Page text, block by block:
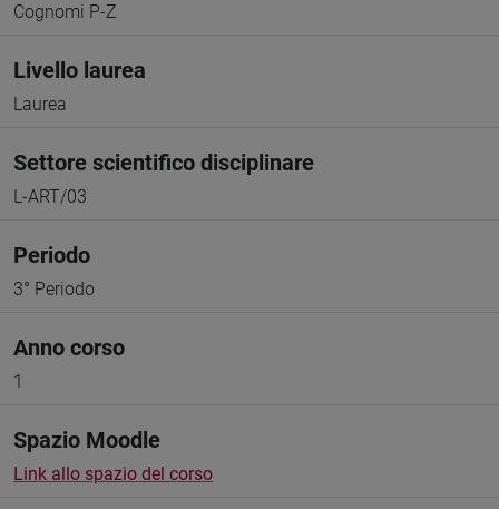
Cognomi P-Z
Livello laurea
Laurea
Settore scientifico disciplinare
L-ART/03
Periodo
3° Periodo
Anno corso
1
Spazio Moodle
Link allo spazio del corso